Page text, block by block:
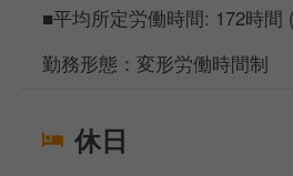
■平均所定労働時間: 172時間
勤務形態：変形労働時間制
休日